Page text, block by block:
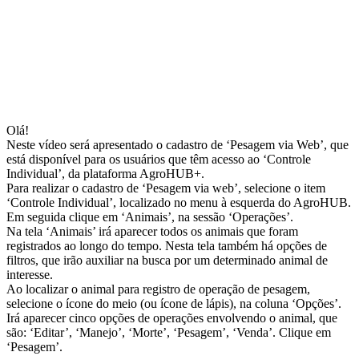
Olá!
Neste vídeo será apresentado o cadastro de ‘Pesagem via Web’, que
está disponível para os usuários que têm acesso ao ‘Controle
Individual’, da plataforma AgroHUB+.
Para realizar o cadastro de ‘Pesagem via web’, selecione o item
‘Controle Individual’, localizado no menu à esquerda do AgroHUB.
Em seguida clique em ‘Animais’, na sessão ‘Operações’.
Na tela ‘Animais’ irá aparecer todos os animais que foram
registrados ao longo do tempo. Nesta tela também há opções de
filtros, que irão auxiliar na busca por um determinado animal de
interesse.
Ao localizar o animal para registro de operação de pesagem,
selecione o ícone do meio (ou ícone de lápis), na coluna ‘Opções’.
Irá aparecer cinco opções de operações envolvendo o animal, que
são: ‘Editar’, ‘Manejo’, ‘Morte’, ‘Pesagem’, ‘Venda’. Clique em
‘Pesagem’.